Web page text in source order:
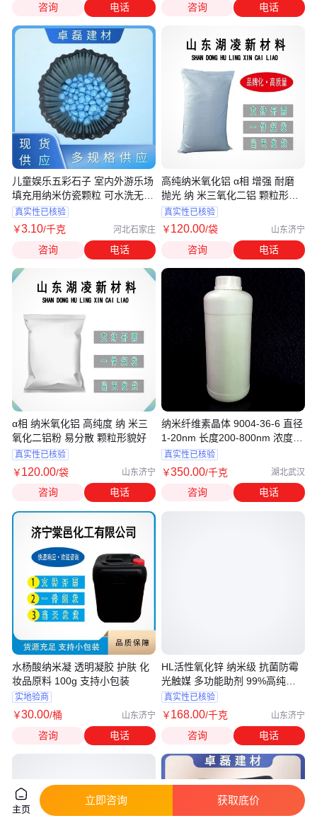
咨询 电话
儿童娱乐五彩石子 室内外游乐场
填充用纳米仿瓷颗粒 可水洗无异
味
真实性已核验
￥3.10/千克 河北石家庄
咨询 电话
α相 纳米氧化铝 高纯度 纳 米三
氧化二铝粉 易分散 颗粒形貌好
真实性已核验
￥120.00/袋 山东济宁
咨询 电话
水杨酸纳米凝 透明凝胶 护肤 化
妆品原料 100g 支持小包装
实地验商
￥30.00/桶 山东济宁
咨询 电话
咨询 电话
高纯纳米氧化铝 α相 增强 耐磨
抛光 纳 米三氧化二铝 颗粒形貌
好
真实性已核验
￥120.00/袋 山东济宁
咨询 电话
纳米纤维素晶体 9004-36-6 直径
1-20nm 长度200-800nm 浓度
2.3%
真实性已核验
￥350.00/千克 湖北武汉
咨询 电话
HL活性氧化锌 纳米级 抗菌防霉
光触媒 多功能助剂 99%高纯度
10kg包装
真实性已核验
￥168.00/千克 山东济宁
咨询 电话
主页
立即咨询 获取底价